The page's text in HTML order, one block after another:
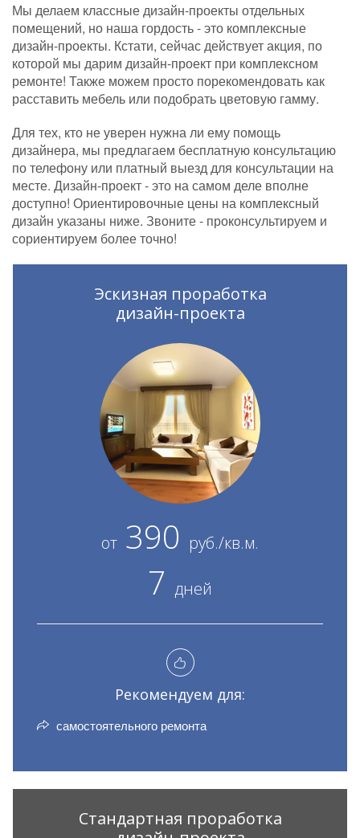
Мы делаем классные дизайн-проекты отдельных
помещений, но наша гордость - это комплексные
дизайн-проекты. Кстати, сейчас действует акция, по
которой мы дарим дизайн-проект при комплексном
ремонте! Также можем просто порекомендовать как
расставить мебель или подобрать цветовую гамму.
Для тех, кто не уверен нужна ли ему помощь
дизайнера, мы предлагаем бесплатную консультацию
по телефону или платный выезд для консультации на
месте. Дизайн-проект - это на самом деле вполне
доступно! Ориентировочные цены на комплексный
дизайн указаны ниже. Звоните - проконсультируем и
сориентируем более точно!
Эскизная проработка
дизайн-проекта
от 390 руб./кв.м.
7 дней
Рекомендуем для:
самостоятельного ремонта
Стандартная проработка